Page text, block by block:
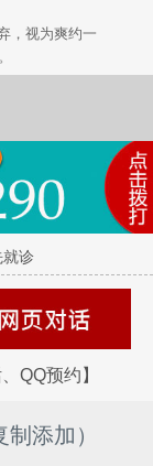
，视为爽约一
就诊
QQ预约】
添加）